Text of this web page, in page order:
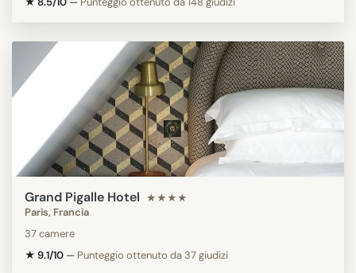
Grand Pigalle Hotel ★★★★
Paris, Francia
37 camere
★ 9.1/10 — Punteggio ottenuto da 37 giudizi